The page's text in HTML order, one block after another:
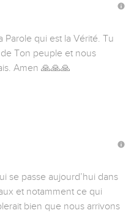
qui est la Vérité. Tu
Ton peuple et nous
Amen 🙏🙏🙏
se passe aujourd’hui dans
et notamment ce qui
bien que nous arrivons